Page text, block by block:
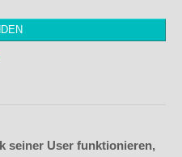
seiner User funktionieren,